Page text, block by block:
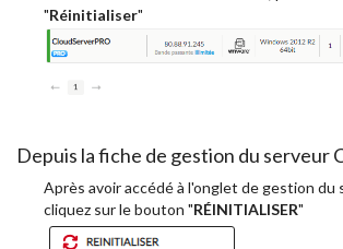
"Réinitialiser"
Depuis la fiche de gestion du serveur
Après avoir accédé à l'onglet de gestion du
cliquez sur le bouton "RÉINITIALISER"